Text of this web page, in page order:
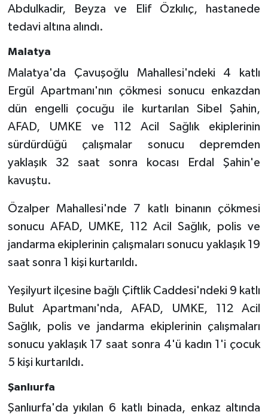
Abdulkadir, Beyza ve Elif Özkılıç, hastanede
tedavi altına alındı.
Malatya
Malatya'da Çavuşoğlu Mahallesi'ndeki 4 katlı
Ergül Apartmanı'nın çökmesi sonucu enkazdan
dün engelli çocuğu ile kurtarılan Sibel Şahin,
AFAD, UMKE ve 112 Acil Sağlık ekiplerinin
sürdürdüğü çalışmalar sonucu depremden
yaklaşık 32 saat sonra kocası Erdal Şahin'e
kavuştu.
Özalper Mahallesi'nde 7 katlı binanın çökmesi
sonucu AFAD, UMKE, 112 Acil Sağlık, polis ve
jandarma ekiplerinin çalışmaları sonucu yaklaşık 19
saat sonra 1 kişi kurtarıldı.
Yeşilyurt ilçesine bağlı Çiftlik Caddesi'ndeki 9 katlı
Bulut Apartmanı'nda, AFAD, UMKE, 112 Acil
Sağlık, polis ve jandarma ekiplerinin çalışmaları
sonucu yaklaşık 17 saat sonra 4'ü kadın 1'i çocuk
5 kişi kurtarıldı.
Şanlıurfa
Şanlıurfa'da yıkılan 6 katlı binada, enkaz altında